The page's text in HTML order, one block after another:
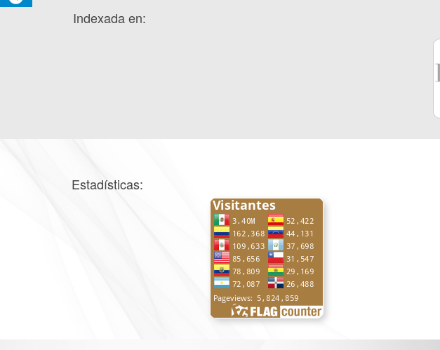
Indexada en:
Estadísticas: